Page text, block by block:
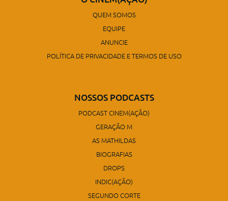
QUEM SOMOS
EQUIPE
ANUNCIE
POLÍTICA DE PRIVACIDADE E TERMOS DE USO
NOSSOS PODCASTS
PODCAST CINEM(AÇÃO)
GERAÇÃO M
AS MATHILDAS
BIOGRAFIAS
DROPS
INDIC(AÇÃO)
SEGUNDO CORTE